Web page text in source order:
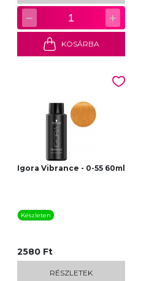
− 1 +
KOSÁRBA
Igora Vibrance - 0-55 60ml
Készleten
2580 Ft
RÉSZLETEK